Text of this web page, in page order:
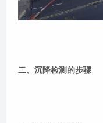
二、沉降检测的步骤